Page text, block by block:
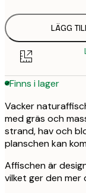
LÄGG
Finns i lager
Vacker
med gräs och
strand, hav och
planschen kan
Affischen är
vilket ger den